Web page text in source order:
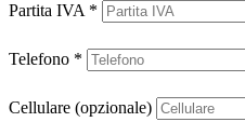
Partita IVA *
Telefono *
Cellulare (opzionale)